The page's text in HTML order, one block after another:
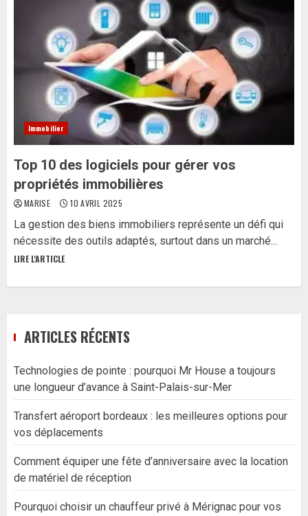
Immobilier
Top 10 des logiciels pour gérer vos
propriétés immobilières
MARISE 10 AVRIL 2025
La gestion des biens immobiliers représente un défi qui
nécessite des outils adaptés, surtout dans un marché...
LIRE L'ARTICLE
ARTICLES RÉCENTS
Technologies de pointe : pourquoi Mr House a toujours
une longueur d’avance à Saint-Palais-sur-Mer
Transfert aéroport bordeaux : les meilleures options pour
vos déplacements
Comment équiper une fête d’anniversaire avec la location
de matériel de réception
Pourquoi choisir un chauffeur privé à Mérignac pour vos